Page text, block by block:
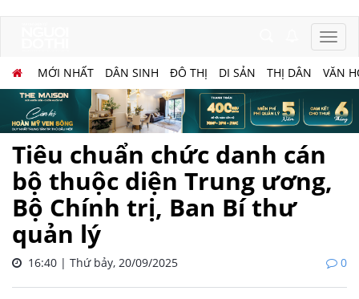
MỚI NHẤT DÂN SINH ĐÔ THỊ DI SẢN THỊ DÂN VĂN
Tiêu chuẩn chức danh cán
bộ thuộc diện Trung ương,
Bộ Chính trị, Ban Bí thư
quản lý
16:40 | Thứ bảy, 20/09/2025 0